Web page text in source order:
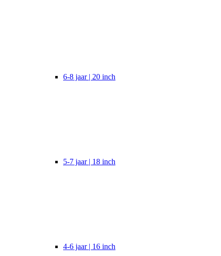
6-8 jaar | 20 inch
5-7 jaar | 18 inch
4-6 jaar | 16 inch